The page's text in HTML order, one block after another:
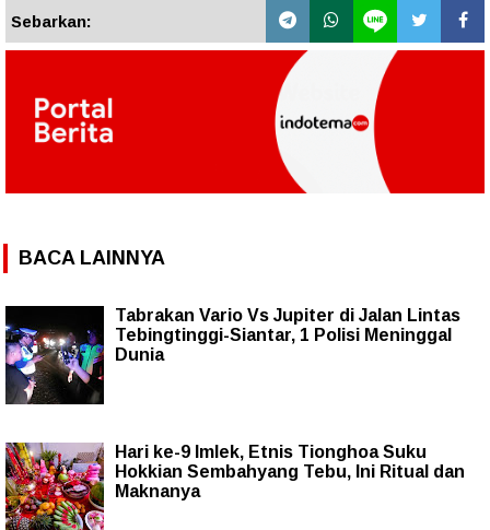
Sebarkan:
BACA LAINNYA
Tabrakan Vario Vs Jupiter di Jalan Lintas
Tebingtinggi-Siantar, 1 Polisi Meninggal
Dunia
Hari ke-9 Imlek, Etnis Tionghoa Suku
Hokkian Sembahyang Tebu, Ini Ritual dan
Maknanya